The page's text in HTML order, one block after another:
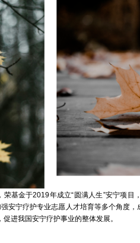
金于2019年成立“圆满人生”安宁项目
宁疗护专业志愿人才培育等多个角度
进我国安宁疗护事业的整体发展。